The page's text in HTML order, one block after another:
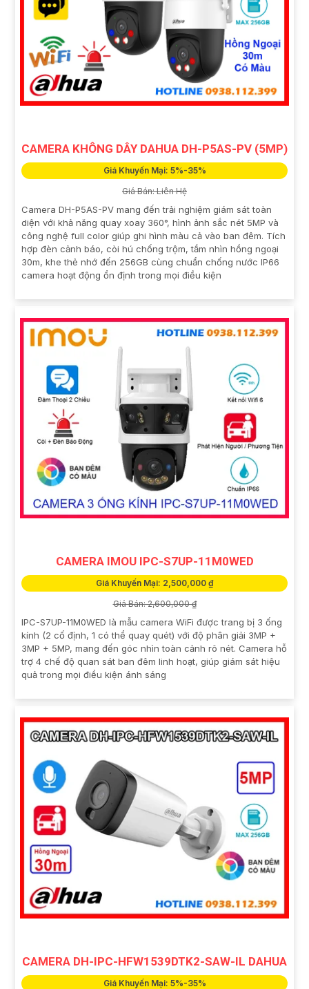
CAMERA KHÔNG DÂY DAHUA DH-P5AS-PV (5MP)
Giá Khuyến Mại: 5%-35%
Giá Bán: Liên Hệ
Camera DH-P5AS-PV mang đến trải nghiệm giám sát toàn
diện với khả năng quay xoay 360°, hình ảnh sắc nét 5MP và
công nghệ full color giúp ghi hình màu cả vào ban đêm. Tích
hợp đèn cảnh báo, còi hú chống trộm, tầm nhìn hồng ngoại
30m, khe thẻ nhớ đến 256GB cùng chuẩn chống nước IP66
camera hoạt động ổn định trong mọi điều kiện
CAMERA IMOU IPC-S7UP-11M0WED
Giá Khuyến Mại: 2,500,000 ₫
Giá Bán: 2,600,000 ₫
IPC-S7UP-11M0WED là mẫu camera WiFi được trang bị 3 ống
kính (2 cố định, 1 có thể quay quét) với độ phân giải 3MP +
3MP + 5MP, mang đến góc nhìn toàn cảnh rõ nét. Camera hỗ
trợ 4 chế độ quan sát ban đêm linh hoạt, giúp giám sát hiệu
quả trong mọi điều kiện ánh sáng
CAMERA DH-IPC-HFW1539DTK2-SAW-IL DAHUA
Giá Khuyến Mại: 5%-35%